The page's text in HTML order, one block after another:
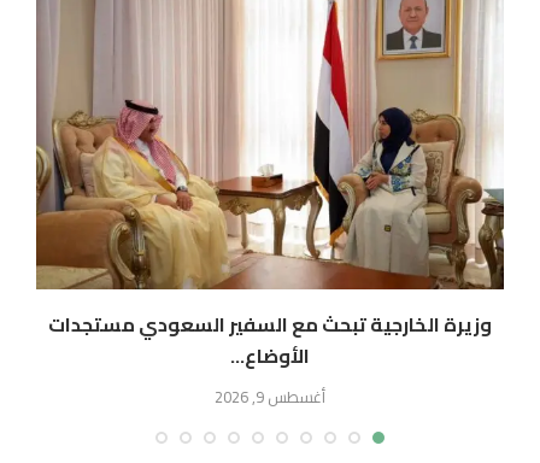
وزيرة الخارجية تبحث مع السفير السعودي مستجدات
الأوضاع...
أغسطس 9, 2026